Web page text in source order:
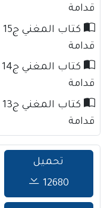
قدامة
قدامة
قدامة
قدامة
تحميل
12680